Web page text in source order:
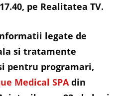
pe Realitatea TV.
legate de
si tratamente
pentru programari,
Medical SPAdin